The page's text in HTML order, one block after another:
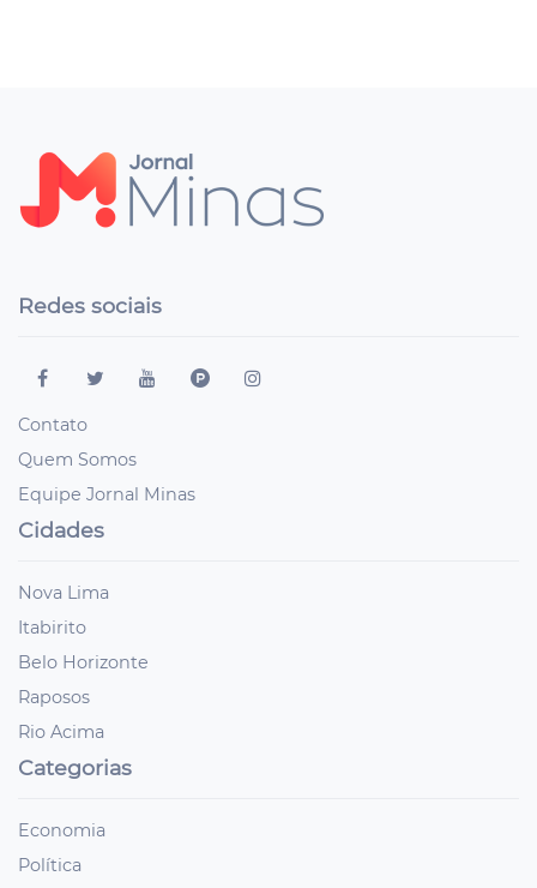
Redes sociais
Contato
Quem Somos
Equipe Jornal Minas
Cidades
Nova Lima
Itabirito
Belo Horizonte
Raposos
Rio Acima
Categorias
Economia
Política